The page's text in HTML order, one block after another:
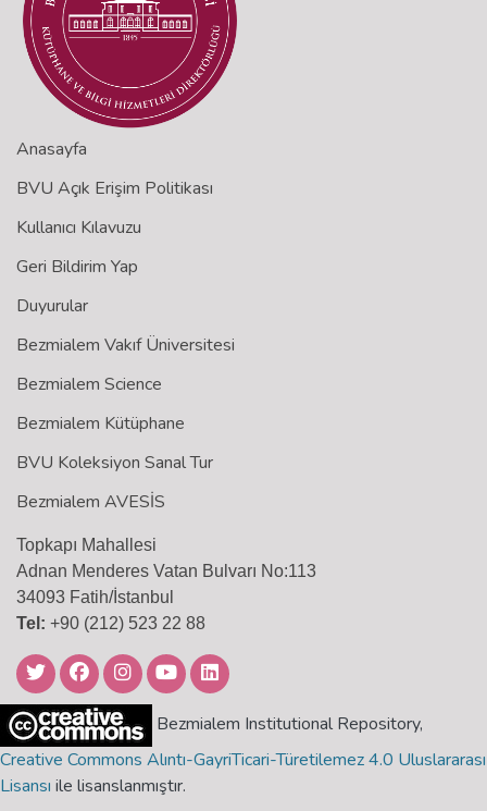
Anasayfa
BVU Açık Erişim Politikası
Kullanıcı Kılavuzu
Geri Bildirim Yap
Duyurular
Bezmialem Vakıf Üniversitesi
Bezmialem Science
Bezmialem Kütüphane
BVU Koleksiyon Sanal Tur
Bezmialem AVESİS
Topkapı Mahallesi
Adnan Menderes Vatan Bulvarı No:113
34093 Fatih/İstanbul
Tel: +90 (212) 523 22 88
Bezmialem Institutional Repository,
Creative Commons Alıntı-GayriTicari-Türetilemez 4.0 Uluslararası
Lisansı ile lisanslanmıştır.